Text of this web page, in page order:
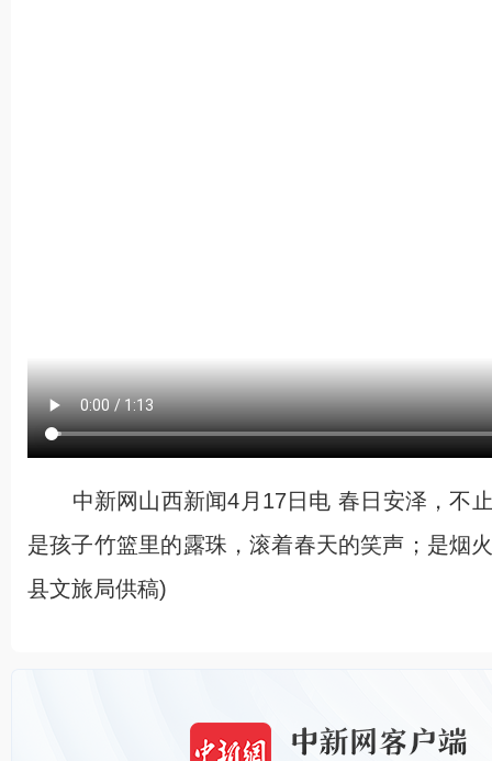
中新网山西新闻4月17日电 春日安泽，不
是孩子竹篮里的露珠，滚着春天的笑声；是烟
县文旅局供稿)